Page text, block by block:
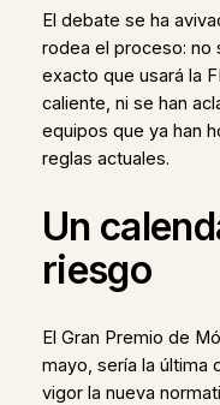
El debate se ha
rodea el proceso: no
exacto que usará la
caliente, ni se han
equipos que ya han
reglas actuales.
Un
riesgo
El Gran Premio de
mayo, sería la última
vigor la nueva